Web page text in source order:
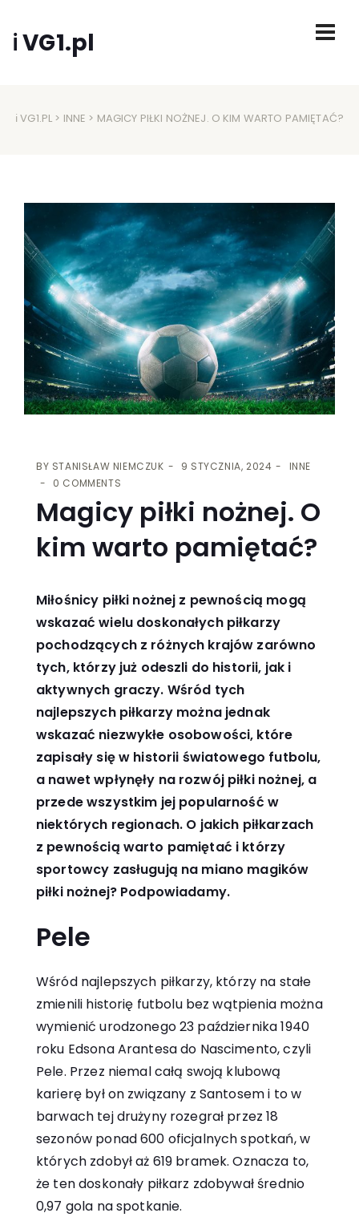
ℹ VG1.pl
ℹ VG1.PL > INNE > MAGICY PIŁKI NOŻNEJ. O KIM WARTO PAMIĘTAĆ?
BY STANISŁAW NIEMCZUK 9 STYCZNIA, 2024
INNE
0 COMMENTS
Magicy piłki nożnej. O
kim warto pamiętać?
Miłośnicy piłki nożnej z pewnością mogą
wskazać wielu doskonałych piłkarzy
pochodzących z różnych krajów zarówno
tych, którzy już odeszli do historii, jak i
aktywnych graczy. Wśród tych
najlepszych piłkarzy można jednak
wskazać niezwykłe osobowości, które
zapisały się w historii światowego futbolu,
a nawet wpłynęły na rozwój piłki nożnej, a
przede wszystkim jej popularność w
niektórych regionach. O jakich piłkarzach
z pewnością warto pamiętać i którzy
sportowcy zasługują na miano magików
piłki nożnej? Podpowiadamy.
Pele
Wśród najlepszych piłkarzy, którzy na stałe
zmienili historię futbolu bez wątpienia można
wymienić urodzonego 23 października 1940
roku Edsona Arantesa do Nascimento, czyli
Pele. Przez niemal całą swoją klubową
karierę był on związany z Santosem i to w
barwach tej drużyny rozegrał przez 18
sezonów ponad 600 oficjalnych spotkań, w
których zdobył aż 619 bramek. Oznacza to,
że ten doskonały piłkarz zdobywał średnio
0,97 gola na spotkanie.